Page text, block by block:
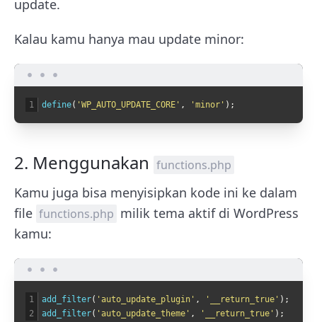
update.
Kalau kamu hanya mau update minor:
1 define( 'WP_AUTO_UPDATE_CORE' , 'minor' ) ;
2. Menggunakan functions.php
Kamu juga bisa menyisipkan kode ini ke dalam
file functions.php milik tema aktif di WordPress
kamu:
1
2
add_filter( 'auto_update_plugin' , '__return_true' ) ;
add_filter( 'auto_update_theme' , '__return_true' ) ;